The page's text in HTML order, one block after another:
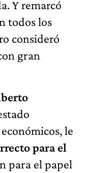
Y remarcó
todos los
consideró
gran
le
para el
para el papel